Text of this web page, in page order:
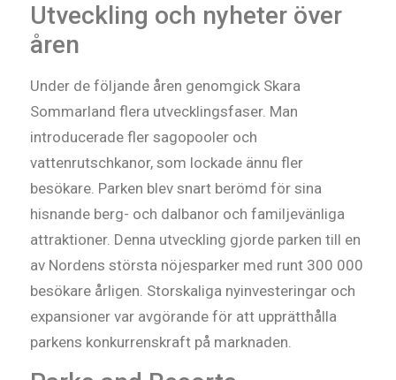
Utveckling och nyheter över
åren
Under de följande åren genomgick Skara
Sommarland flera utvecklingsfaser. Man
introducerade fler sagopooler och
vattenrutschkanor, som lockade ännu fler
besökare. Parken blev snart berömd för sina
hisnande berg- och dalbanor och familjevänliga
attraktioner. Denna utveckling gjorde parken till en
av Nordens största nöjesparker med runt 300 000
besökare årligen. Storskaliga nyinvesteringar och
expansioner var avgörande för att upprätthålla
parkens konkurrenskraft på marknaden.